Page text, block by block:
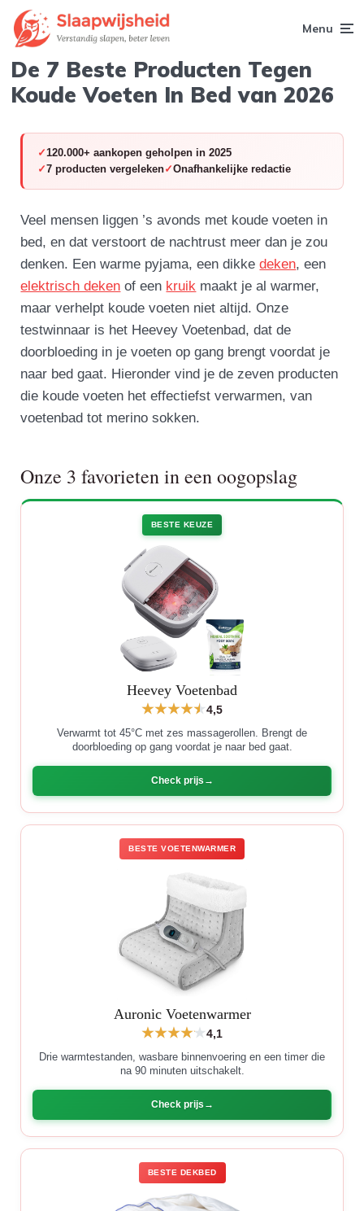
Menu
De 7 Beste Producten Tegen
Koude Voeten In Bed van 2026
120.000+ aankopen geholpen in 2025
7 producten vergeleken
Onafhankelijke redactie
Veel mensen liggen ’s avonds met koude voeten in
bed, en dat verstoort de nachtrust meer dan je zou
denken. Een warme pyjama, een dikkedeken, een
elektrisch deken of een kruik maakt je al warmer,
maar verhelpt koude voeten niet altijd. Onze
testwinnaar is het Heevey Voetenbad, dat de
doorbloeding in je voeten op gang brengt voordat je
naar bed gaat. Hieronder vind je de zeven producten
die koude voeten het effectiefst verwarmen, van
voetenbad tot merino sokken.
Onze 3 favorieten in een oogopslag
BESTE KEUZE
Heevey Voetenbad
4,5
Verwarmt tot 45°C met zes massagerollen. Brengt de
doorbloeding op gang voordat je naar bed gaat.
Check prijs
BESTE VOETENWARMER
Auronic Voetenwarmer
4,1
Drie warmtestanden, wasbare binnenvoering en een timer die
na 90 minuten uitschakelt.
Check prijs
BESTE DEKBED